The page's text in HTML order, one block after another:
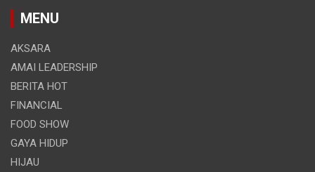
MENU
AKSARA
AMAI LEADERSHIP
BERITA HOT
FINANCIAL
FOOD SHOW
GAYA HIDUP
HIJAU